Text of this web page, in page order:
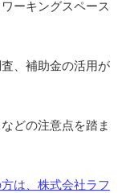
ーキングスペース
、補助金の活用が
どの注意点を踏ま
は、株式会社ラフ